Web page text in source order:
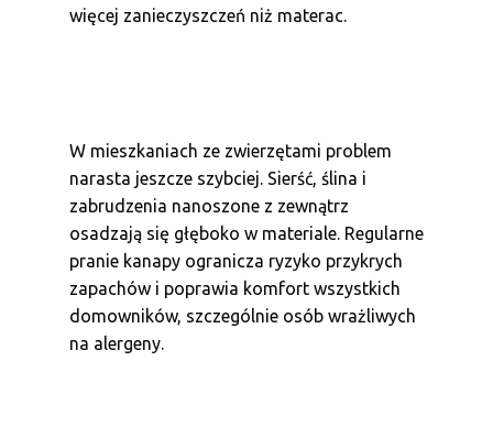
więcej zanieczyszczeń niż materac.
W mieszkaniach ze zwierzętami problem
narasta jeszcze szybciej. Sierść, ślina i
zabrudzenia nanoszone z zewnątrz
osadzają się głęboko w materiale. Regularne
pranie kanapy ogranicza ryzyko przykrych
zapachów i poprawia komfort wszystkich
domowników, szczególnie osób wrażliwych
na alergeny.